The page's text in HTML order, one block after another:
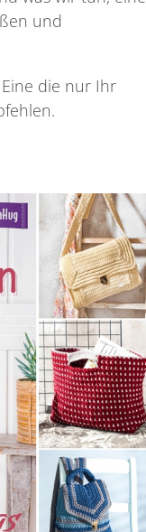
und
die nur Ihr